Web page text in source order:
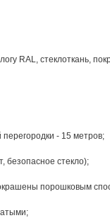
RAL, стеклоткань,
- 15 метров;
безопасное стекло);
порошковым